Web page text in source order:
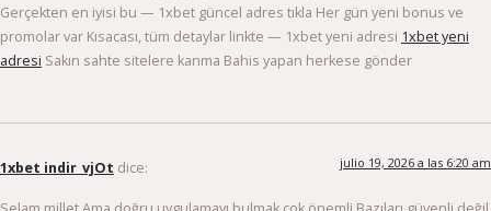
Gerçekten en iyisi bu — 1xbet güncel adres tıkla Her gün yeni bonus ve
promolar var Kısacası, tüm detaylar linkte — 1xbet yeni adresi 1xbet yeni
adresi Sakın sahte sitelere kanma Bahis yapan herkese gönder
1xbet indir_vjOt dice: julio 19, 2026 a las 6:20 am